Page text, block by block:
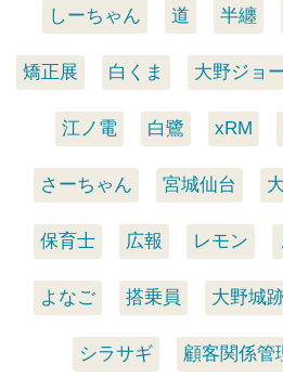
しーちゃん 道 半纏
矯正展 白くま 大野ジョ
江ノ電 白鷺 xRM
さーちゃん 宮城仙台
保育士 広報 レモン
よなご 搭乗員 大野城
シラサギ 顧客関係管